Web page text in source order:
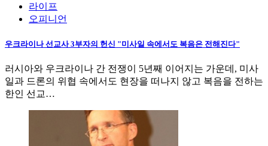
라이프
오피니언
우크라이나 선교사 3부자의 헌신 "미사일 속에서도 복음은 전해진다"
러시아와 우크라이나 간 전쟁이 5년째 이어지는 가운데, 미사
일과 드론의 위협 속에서도 현장을 떠나지 않고 복음을 전하는
한인 선교…